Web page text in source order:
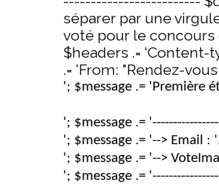
séparer par une
voté pour le concours
$headers .=
.= 'From: "Rendez-
'; $message .= 'Première
'; $message .=
'; $message .= '--> Email :
'; $message .= '-->
'; $message .=